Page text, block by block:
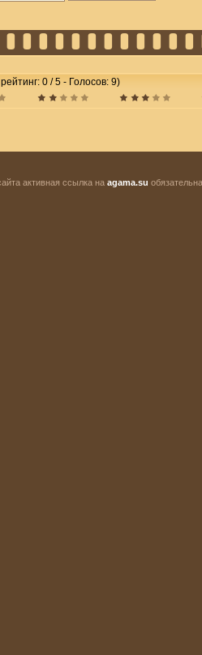
0 / 5 - Голосов: 9)
активная ссылка на agama.su